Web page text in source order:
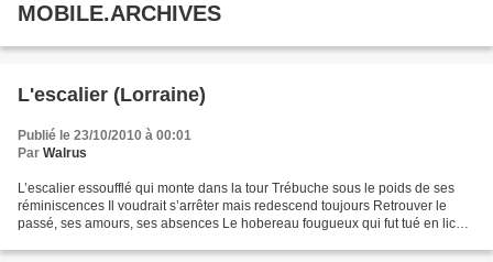
MOBILE.ARCHIVES
L'escalier (Lorraine)
Publié le 23/10/2010 à 00:01
Par Walrus
L’escalier essoufflé qui monte dans la tour Trébuche sous le poids de ses
réminiscences Il voudrait s’arrêter mais redescend toujours Retrouver le
passé, ses amours, ses absences Le hobereau fougueux qui fut tué en lice